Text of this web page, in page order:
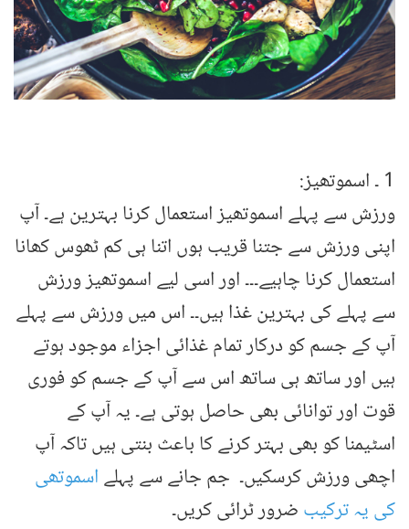
1 ۔ اسموتھیز:
ورزش سے پہلے اسموتھیز استعمال کرنا بہترین ہے۔ آپ
اپنی ورزش سے جتنا قریب ہوں اتنا ہی کم ٹھوس کھانا
استعمال کرنا چاہیے۔۔۔ اور اسی لیے اسموتھیز ورزش
سے پہلے کی بہترین غذا ہیں۔۔ اس میں ورزش سے پہلے
آپ کے جسم کو درکار تمام غذائی اجزاء موجود ہوتے
ہیں اور ساتھ ہی ساتھ اس سے آپ کے جسم کو فوری
قوت اور توانائی بھی حاصل ہوتی ہے۔ یہ آپ کے
اسٹیمنا کو بھی بہتر کرنے کا باعث بنتی ہیں تاکہ آپ
اچھی ورزش کرسکیں۔ جم جانے سے پہلےاسموتھی
کی یہ ترکیبضرور ٹرائی کریں۔